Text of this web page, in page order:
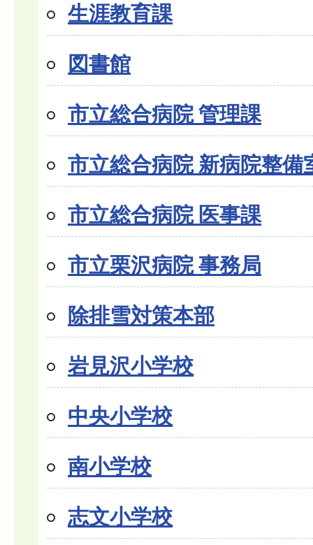
生涯教育課
図書館
市立総合病院 管理課
市立総合病院 新病院整備
市立総合病院 医事課
市立栗沢病院 事務局
除排雪対策本部
岩見沢小学校
中央小学校
南小学校
志文小学校